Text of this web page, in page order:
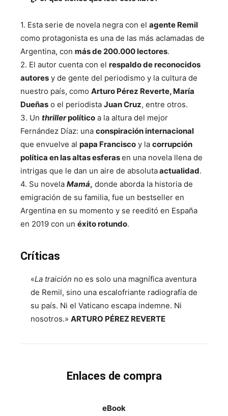
1. Esta serie de novela negra con el agente Remil
como protagonista es una de las más aclamadas de
Argentina, con más de 200.000 lectores.
2. El autor cuenta con el respaldo de reconocidos
autores y de gente del periodismo y la cultura de
nuestro país, como Arturo Pérez Reverte, María
Dueñas o el periodista Juan Cruz, entre otros.
3. Un thrillerpolítico a la altura del mejor
Fernández Díaz: una conspiración internacional
que envuelve al papa Francisco y la corrupción
política en las altas esferasen una novela llena de
intrigas que le dan un aire de absolutaactualidad.
4. Su novela Mamá, donde aborda la historia de
emigración de su familia, fue un bestseller en
Argentina en su momento y se reeditó en España
en 2019 con un éxito rotundo.
Críticas
«La traición no es solo una magnífica aventura
de Remil, sino una escalofriante radiografía de
su país. Ni el Vaticano escapa indemne. Ni
nosotros.» ARTURO PÉREZ REVERTE
Enlaces de compra
eBook